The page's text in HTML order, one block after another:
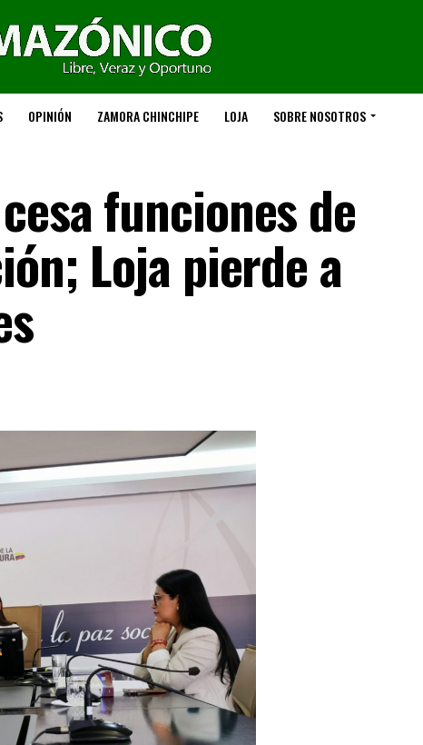
OPINIÓN ZAMORA CHINCHIPE LOJA SOBRE NOSOTROS
funciones de
Loja pierde a